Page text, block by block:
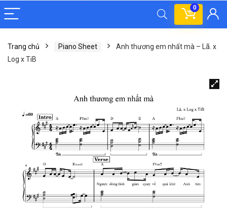
0
Trang chủ Piano Sheet
Anh thương em nhất mà – Lã. x
Log x TiB